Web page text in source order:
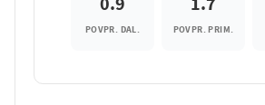
POVPR. DAL. POVPR. PRIM.